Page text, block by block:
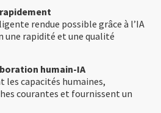
rendue possible grâce à l’IA
une rapidité et une qualité
humain-IA
les capacités humaines,
courantes et fournissent un